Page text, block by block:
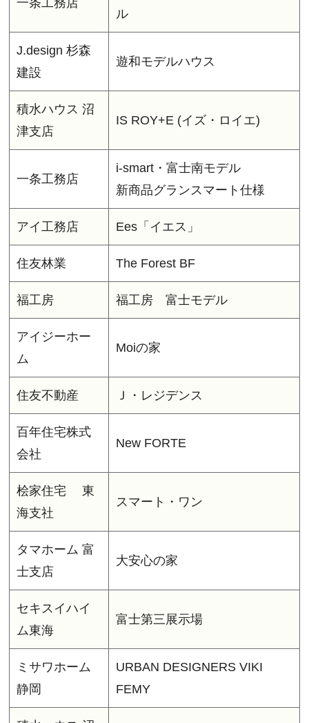
一条工務店
ル
J.design 杉森
建設
遊和モデルハウス
積水ハウス 沼
津支店
IS ROY+E (イズ・ロイエ)
一条工務店
i-smart・富士南モデル
新商品グランスマート仕様
アイ工務店 Ees「イエス」
住友林業 The Forest BF
福工房 福工房 富士モデル
アイジーホー
ム
Moiの家
住友不動産 Ｊ・レジデンス
百年住宅株式
会社
New FORTE
桧家住宅 東
海支社
スマート・ワン
タマホーム 富
士支店
大安心の家
セキスイハイ
ム東海
富士第三展示場
ミサワホーム
静岡
URBAN DESIGNERS VIKI
FEMY